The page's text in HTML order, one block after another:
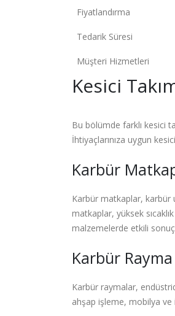
Fiyatlandırma
Tedarik Süresi
Müşteri Hizmetleri
Kesici
Bu bölümde farklı kesici
İhtiyaçlarınıza uygun
Karbür
Karbür matkaplar, karbür
matkaplar, yüksek
malzemelerde etkili
Karbür Rayma
Karbür raymalar,
ahşap işleme, mobilya ve